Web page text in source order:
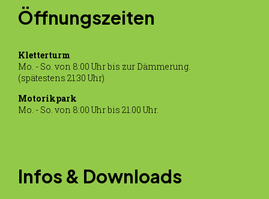
Unsere Anlagen
Kletterturm
Motorikpark
Tickets-Kletterturm
Anreise
Öffnungszeiten
Kletterturm
Mo. - So. von 8:00 Uhr bis zur Dämmerung.
(spätestens 21:30 Uhr)
Motorikpark
Mo. - So. von 8:00 Uhr bis 21.00 Uhr.
Infos & Downloads